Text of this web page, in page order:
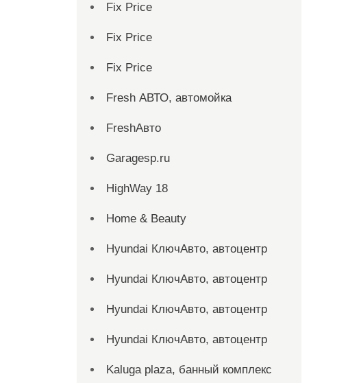
Fix Price
Fix Price
Fix Price
Fresh АВТО, автомойка
FreshАвто
Garagesp.ru
HighWay 18
Home & Beauty
Hyundai КлючАвто, автоцентр
Hyundai КлючАвто, автоцентр
Hyundai КлючАвто, автоцентр
Hyundai КлючАвто, автоцентр
Kaluga plaza, банный комплекс